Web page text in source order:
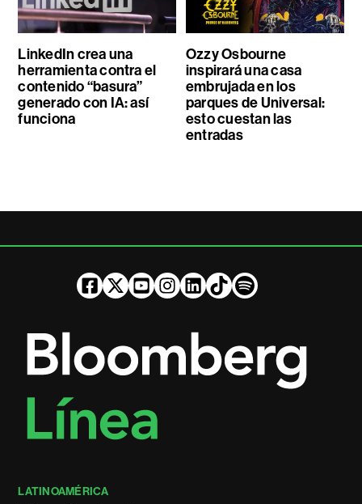
LinkedIn crea una
herramienta contra el
contenido “basura”
generado con IA: así
funciona
Ozzy Osbourne
inspirará una casa
embrujada en los
parques de Universal:
esto cuestan las
entradas
LATINOAMÉRICA